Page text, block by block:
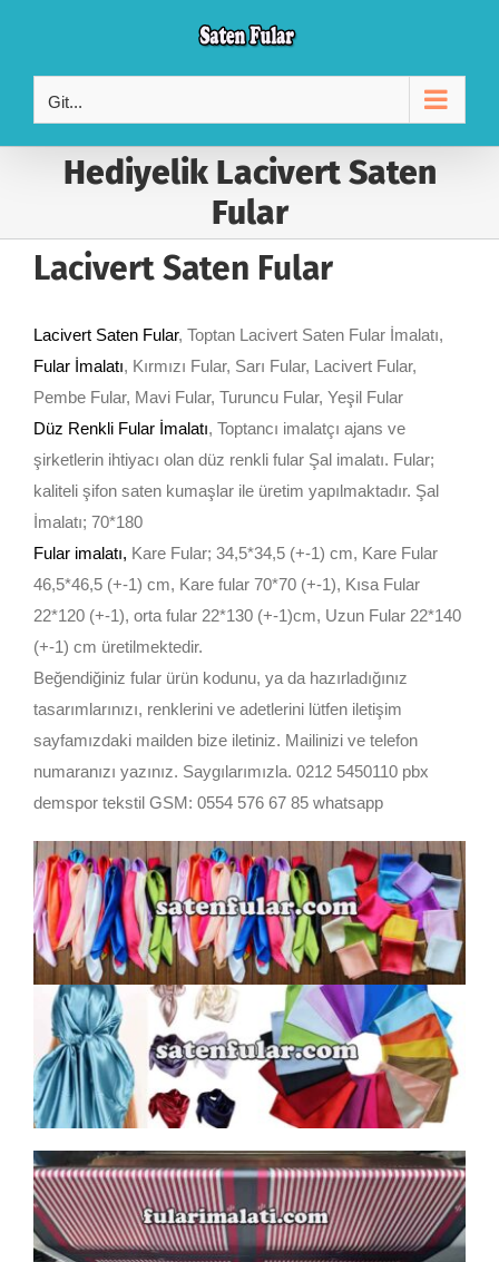
content
Git...
Hediyelik Lacivert Saten
Fular
Lacivert Saten Fular
Lacivert Saten Fular, Toptan Lacivert Saten Fular İmalatı,
Fular İmalatı, Kırmızı Fular, Sarı Fular, Lacivert Fular,
Pembe Fular, Mavi Fular, Turuncu Fular, Yeşil Fular
Düz Renkli Fular İmalatı, Toptancı imalatçı ajans ve
şirketlerin ihtiyacı olan düz renkli fular Şal imalatı. Fular;
kaliteli şifon saten kumaşlar ile üretim yapılmaktadır. Şal
İmalatı; 70*180
Fular imalatı, Kare Fular; 34,5*34,5 (+-1) cm, Kare Fular
46,5*46,5 (+-1) cm, Kare fular 70*70 (+-1), Kısa Fular
22*120 (+-1), orta fular 22*130 (+-1)cm, Uzun Fular 22*140
(+-1) cm üretilmektedir.
Beğendiğiniz fular ürün kodunu, ya da hazırladığınız
tasarımlarınızı, renklerini ve adetlerini lütfen iletişim
sayfamızdaki mailden bize iletiniz. Mailinizi ve telefon
numaranızı yazınız. Saygılarımızla. 0212 5450110 pbx
demspor tekstil GSM: 0554 576 67 85 whatsapp